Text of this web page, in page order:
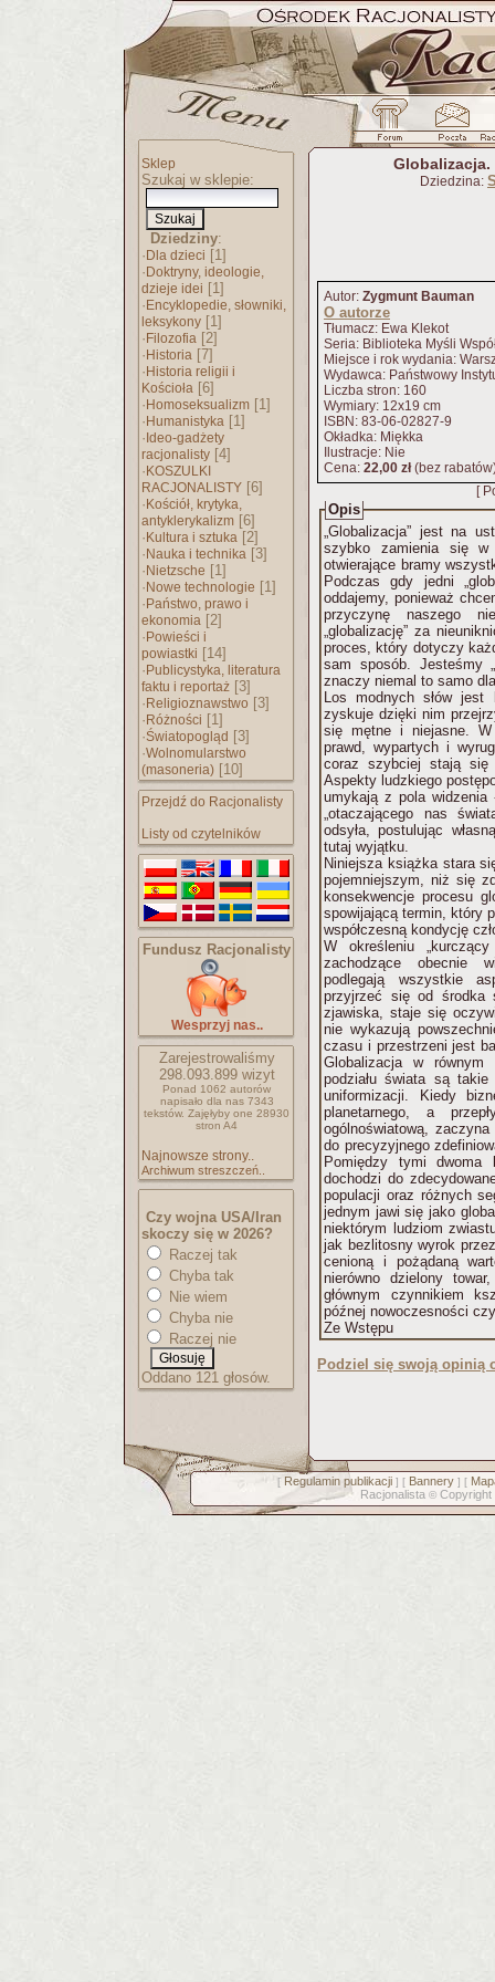
Sklep
Szukaj w sklepie:
Dziedziny:
· Dla dzieci [1]
· Doktryny, ideologie,
dzieje idei [1]
· Encyklopedie, słowniki,
leksykony [1]
· Filozofia [2]
· Historia [7]
· Historia religii i
Kościoła [6]
· Homoseksualizm [1]
· Humanistyka [1]
· Ideo-gadżety
racjonalisty [4]
· KOSZULKI
RACJONALISTY [6]
· Kościół, krytyka,
antyklerykalizm [6]
· Kultura i sztuka [2]
· Nauka i technika [3]
· Nietzsche [1]
· Nowe technologie [1]
· Państwo, prawo i
ekonomia [2]
· Powieści i
powiastki [14]
· Publicystyka, literatura
faktu i reportaż [3]
· Religioznawstwo [3]
· Różności [1]
·Światopogląd [3]
·Wolnomularstwo
(masoneria) [10]
Przejdź do Racjonalisty
Listy od czytelników
Fundusz Racjonalisty
Wesprzyj nas..
Zarejestrowaliśmy
298.093.899wizyt
Ponad 1062 autorów
napisało dla nas 7343
tekstów. Zajęłyby one 28930
stron A4
Najnowsze strony..
Archiwum streszczeń..
Czy wojna USA/Iran
skoczy się w 2026?
Raczej tak
Chyba tak
Nie wiem
Chyba nie
Raczej nie
Oddano 121 głosów.
Dziedzina:
Autor: Zygmunt Bauman
O autorze
Tłumacz: Ewa Klekot
Seria: Biblioteka Myśli
Miejsce i rok wydania:
Wydawca: Państwowy
Liczba stron: 160
Wymiary: 12x19 cm
ISBN: 83-06-02827-9
Okładka: Miękka
Ilustracje: Nie
Cena: 22,00 zł(bez
[
Opis
„Globalizacja” jest na
szybko zamienia się w
otwierające bramy
Podczas gdy jedni
oddajemy, ponieważ
przyczynę naszego
„globalizację” za
proces, który dotyczy
sam sposób. Jesteśmy
znaczy niemal to samo
Los modnych słów jest
zyskuje dzięki nim
się mętne i niejasne.
prawd, wypartych i
coraz szybciej stają
Aspekty ludzkiego
umykają z pola widzenia
„otaczającego nas
odsyła, postulując
tutaj wyjątku.
Niniejsza książka stara
pojemniejszym, niż się
konsekwencje procesu
spowijającą termin, który
współczesną kondycję
W określeniu
zachodzące obecnie
podlegają wszystkie
przyjrzeć się od środka
zjawiska, staje się
nie wykazują
czasu i przestrzeni jest
Globalizacja w
podziału świata są
uniformizacji. Kiedy
planetarnego, a
ogólnoświatową,
do precyzyjnego
Pomiędzy tymi dwoma
dochodzi do
populacji oraz różnych
jednym jawi się jako
niektórym ludziom
jak bezlitosny wyrok
cenioną i pożądaną
nierówno dzielony
głównym czynnikiem
późnej nowoczesności
Ze Wstępu
Podziel się swoją opinią
[ Regulamin publikacji] [ Bannery] [
Racjonalista © Copyright